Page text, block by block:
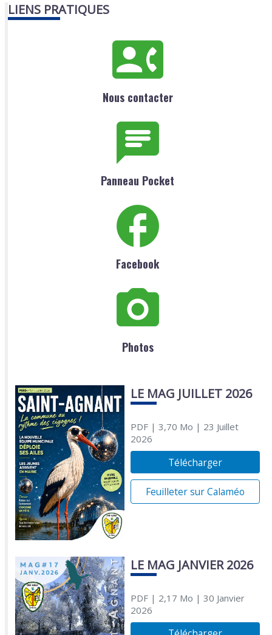
LIENS PRATIQUES
Nous contacter
Panneau Pocket
Facebook
Photos
LE MAG JUILLET 2026
PDF| 3,70 Mo | 23 Juillet
2026
Télécharger
Feuilleter sur Calaméo
LE MAG JANVIER 2026
PDF| 2,17 Mo | 30 Janvier
2026